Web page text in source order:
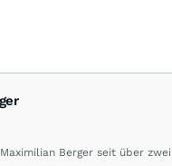
Berger seit über